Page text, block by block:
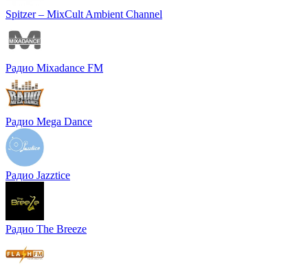
Spitzer – MixCult Ambient Channel
Радио Mixadance FM
Радио Mega Dance
Радио Jazztice
Радио The Breeze